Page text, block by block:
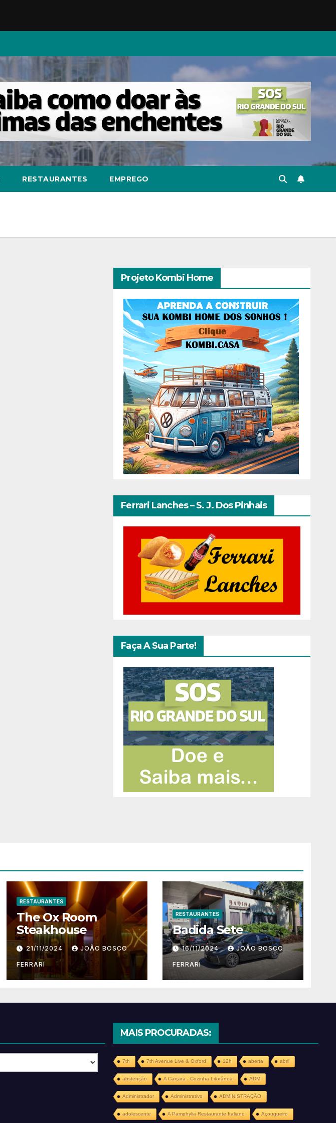
RESTAURANTES EMPREGO
Projeto Kombi Home
Ferrari Lanches – S. J. Dos Pinhais
Faça A Sua Parte!
RESTAURANTES
The Ox Room
Steakhouse
21/11/2024 JOÃO BOSCO
FERRARI
RESTAURANTES
Badida Sete
16/11/2024 JOÃO BOSCO
FERRARI
MAIS PROCURADAS:
7th 7th Avenue Live & Oxford 12h aberta abril
abstenção A Caiçara - Cozinha Litorânea ADM
Administrador Administrativo ADMINISTRAÇÃO
adolescente A Pamphylia Restaurante Italiano Açougueiro